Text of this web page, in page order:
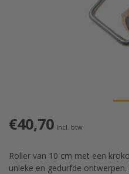
€40,70 Incl. btw
Roller van 10 cm met een
unieke en gedurfde ontwerpen.